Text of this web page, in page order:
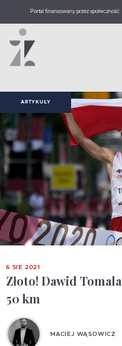
Portal finansowany przez społeczność
ARTYKUŁY
6 SIE 2021
Złoto! Dawid
50 km
MACIEJ WĄSOWICZ